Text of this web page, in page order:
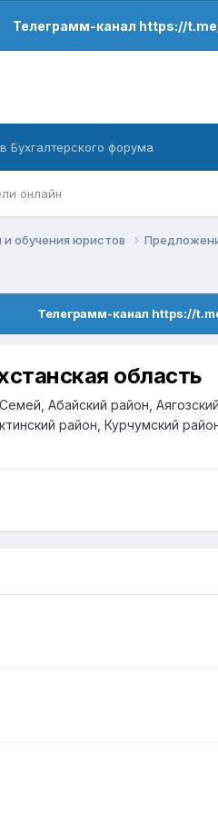
Телеграмм-канал https://
онлайн
Бухгалтерского форума
обучения юристов
Телеграмм-канал https://
область
Абайский район,
район, Курчумский